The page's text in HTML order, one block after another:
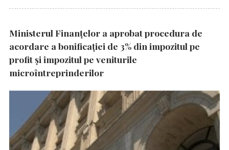
Ministerul Finanțelor a aprobat procedura de
acordare a bonificației de 3% din impozitul pe
profit și impozitul pe veniturile
microîntreprinderilor